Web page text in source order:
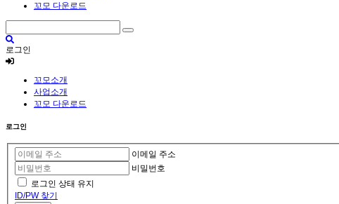
꼬모 다운로드
로그인
꼬모소개
사업소개
꼬모 다운로드
로그인
이메일 주소
비밀번호
로그인 상태 유지
ID/PW 찾기